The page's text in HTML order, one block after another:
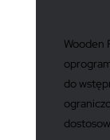
Wooden
do